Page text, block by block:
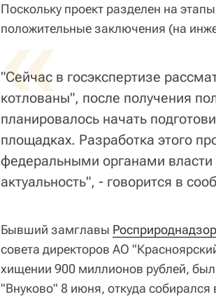
Поскольку проект разделен на
положительные заключения (на
«
"Сейчас в госэкспертизе
котлованы", после получения
планировалось начать
площадках. Разработка этого
федеральными органами
актуальность", - говорится в
Бывший замглавы
совета директоров АО
хищении 900 миллионов рублей,
"Внуково" 8 июня, откуда собирался